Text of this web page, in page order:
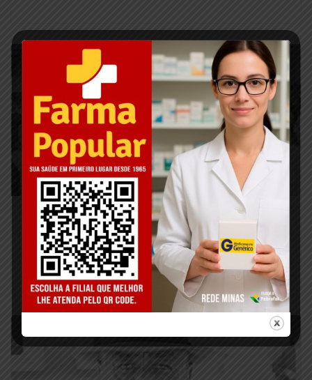
Francisco Gomes da Silva Júnior – Chico
Gomes
fevereiro 20, 2026